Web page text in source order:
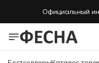
Официальный